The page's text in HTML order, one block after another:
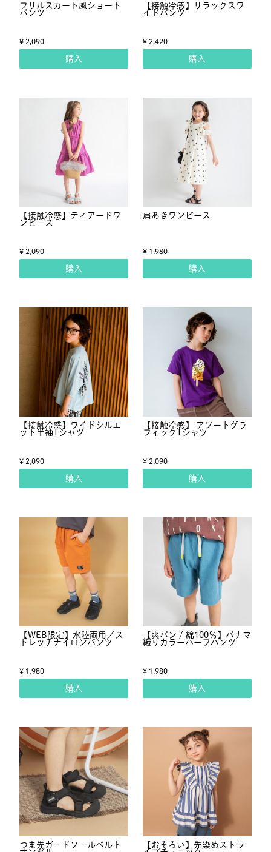
フリルスカート風ショート
パンツ
¥ 2,090
購入
【接触冷感】リラックスワ
イドパンツ
¥ 2,420
購入
【接触冷感】ティアードワ
ンピース
¥ 2,090
購入
肩あきワンピース
¥ 1,980
購入
【接触冷感】ワイドシルエ
ット半袖Tシャツ
¥ 2,090
購入
【接触冷感】 アソートグラ
フィックTシャツ
¥ 2,090
購入
【WEB限定】水陸両用／ス
トレッチナイロンパンツ
¥ 1,980
購入
【爽パン / 綿100％】パナマ
織りカラーハーフパンツ
¥ 1,980
購入
つま先ガードソールベルト
【おそろい】先染めストラ